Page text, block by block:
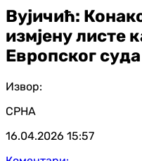
Вујичић:
измјену листе
Европског
Извор:
СРНА
16.04.2026 15:57